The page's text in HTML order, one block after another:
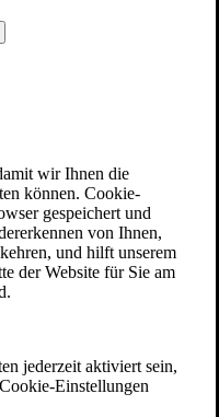
wir Ihnen die
können. Cookie-
gespeichert und
von Ihnen,
und hilft unserem
der Website für Sie am
jederzeit aktiviert sein,
Einstellungen